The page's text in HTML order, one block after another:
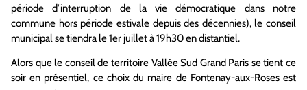
période d’interruption de la vie démocratique dans notre
commune hors période estivale depuis des décennies), le conseil
municipal se tiendra le 1er juillet à 19h30 en distantiel.
Alors que le conseil de territoire Vallée Sud Grand Paris se tient ce
soir en présentiel, ce choix du maire de Fontenay-aux-Roses est